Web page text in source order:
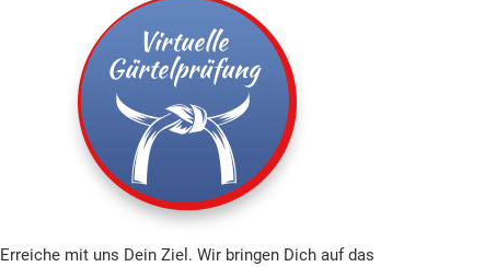
Erreiche mit uns Dein Ziel. Wir bringen Dich auf das